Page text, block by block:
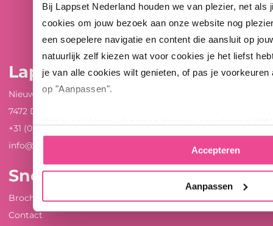
Bij Lappset Nederland houden we van plezier, net als
cookies om jouw bezoek aan onze website nog
een soepelere navigatie en content die aansluit op
natuurlijk zelf kiezen wat voor cookies je het liefst
je van alle cookies wilt genieten, of pas je voorkeuren
op "Aanpassen".
Accepteren
Aanpassen
Lappset Nederland
Nieuwenkampsmaten 12
7472 DE Goor
+31 (0)547 289 410
info@lappset.nl
Snel naar ...
Brochures en whitepapers
Contact